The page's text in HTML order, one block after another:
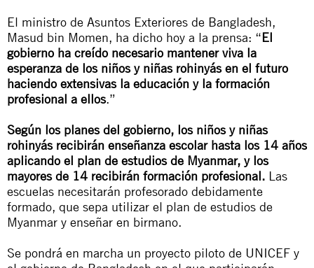
El ministro de Asuntos Exteriores de Bangladesh,
Masud bin Momen, ha dicho hoy a la prensa: “El
gobierno ha creído necesario mantener viva la
esperanza de los niños y niñas rohinyás en el futuro
haciendo extensivas la educación y la formación
profesional a ellos.”
Según los planes del gobierno, los niños y niñas
rohinyás recibirán enseñanza escolar hasta los 14 años
aplicando el plan de estudios de Myanmar, y los
mayores de 14 recibirán formación profesional. Las
escuelas necesitarán profesorado debidamente
formado, que sepa utilizar el plan de estudios de
Myanmar y enseñar en birmano.
Se pondrá en marcha un proyecto piloto de UNICEF y